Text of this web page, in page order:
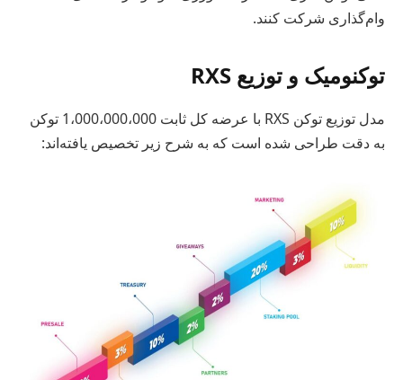
وام‌گذاری شرکت کنند.
توکنومیک و توزیع RXS
مدل توزیع توکن RXS با عرضه کل ثابت 1،000،000،000 توکن
به دقت طراحی شده است که به شرح زیر تخصیص یافته‌اند: